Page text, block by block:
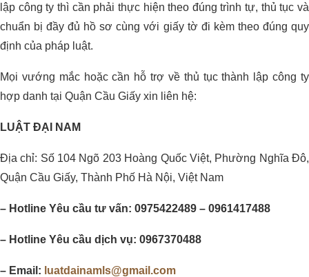
lập công ty thì cần phải thực hiện theo đúng trình tự, thủ tục và
chuẩn bị đầy đủ hồ sơ cùng với giấy tờ đi kèm theo đúng quy
định của pháp luật.
Mọi vướng mắc hoặc cần hỗ trợ về thủ tục thành lập công ty
hợp danh tại Quận Cầu Giấy xin liên hệ:
LUẬT ĐẠI NAM
Địa chỉ: Số 104 Ngõ 203 Hoàng Quốc Việt, Phường Nghĩa Đô,
Quận Cầu Giấy, Thành Phố Hà Nội, Việt Nam
– Hotline Yêu cầu tư vấn: 0975422489 – 0961417488
– Hotline Yêu cầu dịch vụ: 0967370488
– Email: luatdainamls@gmail.com